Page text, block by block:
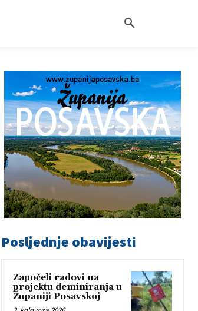
Posljednje obavijesti
Započeli radovi na
projektu deminiranja u
Županiji Posavskoj